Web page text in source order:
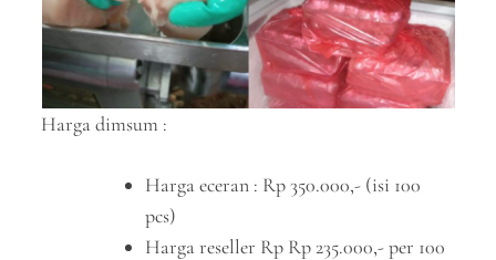
Harga dimsum :
Harga eceran : Rp 350.000,- (isi 100
pcs)
Harga reseller Rp Rp 235.000,- per 100